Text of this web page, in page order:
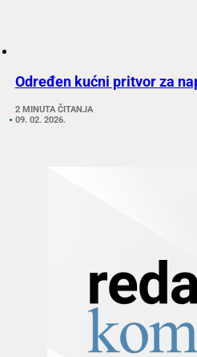
Određen kućni pritvor za
2 MINUTA ČITANJA
09. 02. 2026.